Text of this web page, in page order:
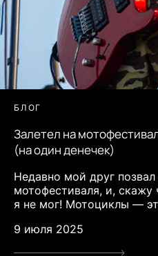
БЛОГ
Залетел на
(на один денечек)
Недавно мой друг
мотофестиваля, и, скажу
я не мог! Мотоциклы —
9 июля 2025